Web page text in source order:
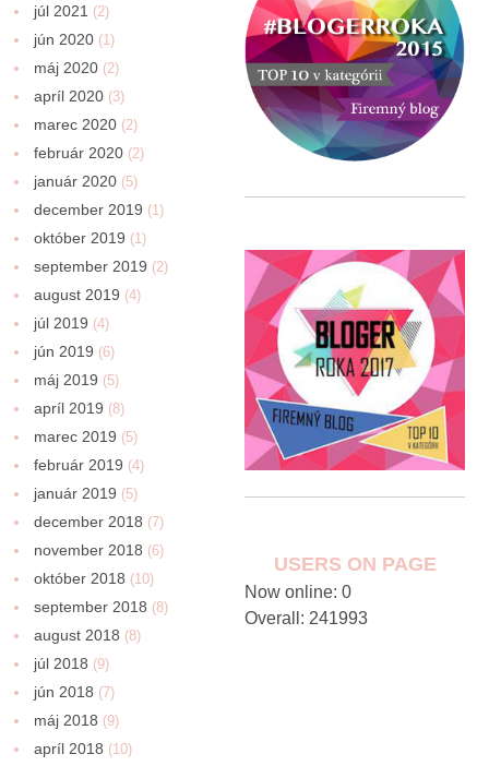
júl 2021 (2)
jún 2020 (1)
máj 2020 (2)
apríl 2020 (3)
marec 2020 (2)
február 2020 (2)
január 2020 (5)
december 2019 (1)
október 2019 (1)
september 2019 (2)
august 2019 (4)
júl 2019 (4)
jún 2019 (6)
máj 2019 (5)
apríl 2019 (8)
marec 2019 (5)
február 2019 (4)
január 2019 (5)
december 2018 (7)
november 2018 (6)
október 2018 (10)
september 2018 (8)
august 2018 (8)
júl 2018 (9)
jún 2018 (7)
máj 2018 (9)
apríl 2018 (10)
USERS ON PAGE
Now online: 0
Overall: 241993